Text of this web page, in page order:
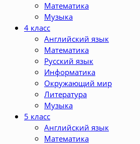
Математика
Музыка
4 класс
Английский язык
Математика
Русский язык
Информатика
Окружающий мир
Литература
Музыка
5 класс
Английский язык
Математика